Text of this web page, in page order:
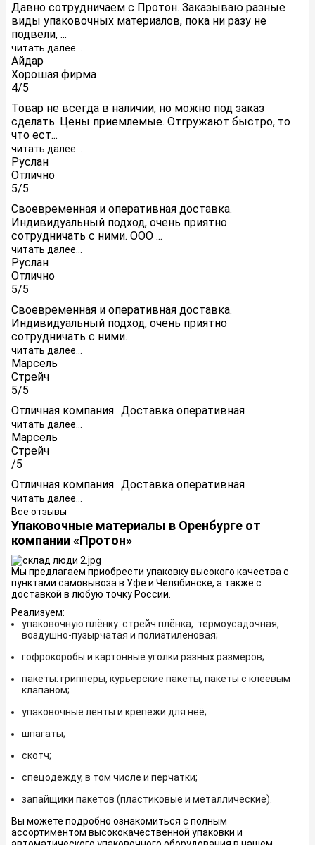
Давно сотрудничаем с Протон. Заказываю разные
виды упаковочных материалов, пока ни разу не
подвели, ...
читать далее...
Айдар
Хорошая фирма
4/5
Товар не всегда в наличии, но можно под заказ
сделать. Цены приемлемые. Отгружают быстро, то
что ест...
читать далее...
Руслан
Отлично
5/5
Своевременная и оперативная доставка.
Индивидуальный подход, очень приятно
сотрудничать с ними. ООО ...
читать далее...
Руслан
Отлично
5/5
Своевременная и оперативная доставка.
Индивидуальный подход, очень приятно
сотрудничать с ними.
читать далее...
Марсель
Стрейч
5/5
Отличная компания.. Доставка оперативная
читать далее...
Марсель
Стрейч
/5
Отличная компания.. Доставка оперативная
читать далее...
Все отзывы
Упаковочные материалы в Оренбурге от
компании «Протон»
Мы предлагаем приобрести упаковку высокого качества с
пунктами самовывоза в Уфе и Челябинске, а также с
доставкой в любую точку России.
Реализуем:
упаковочную плёнку: стрейч плёнка, термоусадочная,
воздушно-пузырчатая и полиэтиленовая;
гофрокоробы и картонные уголки разных размеров;
пакеты: грипперы, курьерские пакеты, пакеты с клеевым
клапаном;
упаковочные ленты и крепежи для неё;
шпагаты;
скотч;
спецодежду, в том числе и перчатки;
запайщики пакетов (пластиковые и металлические).
Вы можете подробно ознакомиться с полным
ассортиментом высококачественной упаковки и